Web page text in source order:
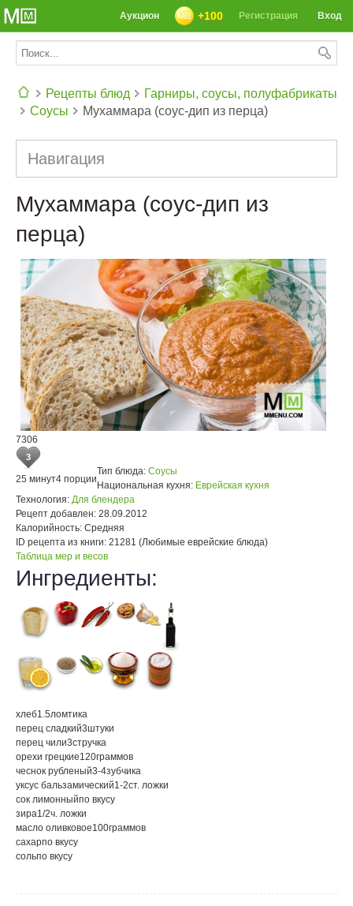
Вход
Регистрация
+100
Аукцион
Рецепты блюд
Гарниры, соусы, полуфабрикаты
Соусы
Мухаммара (соус-дип из перца)
Навигация
Мухаммара (соус-дип из
перца)
7306
3
25 минут4 порции
Тип блюда: Соусы
Национальная кухня: Еврейская кухня
Технология: Для блендера
Рецепт добавлен: 28.09.2012
Калорийность: Средняя
ID рецепта из книги: 21281 (Любимые еврейские блюда)
Таблица мер и весов
Ингредиенты:
хлеб1.5ломтика
перец сладкий3штуки
перец чили3стручка
орехи грецкие120граммов
чеснок рубленый3-4зубчика
уксус бальзамический1-2ст. ложки
сок лимонныйпо вкусу
зира1/2ч. ложки
масло оливковое100граммов
сахарпо вкусу
сольпо вкусу